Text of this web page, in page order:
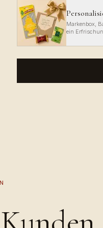
Markenbox,
ein